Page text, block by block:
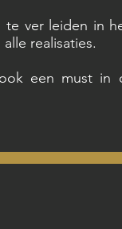
ver leiden in
realisaties.
een must